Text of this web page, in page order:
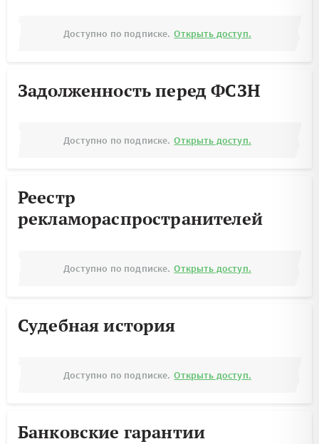
Доступно по подписке. Открыть доступ.
Задолженность перед ФСЗН
Доступно по подписке. Открыть доступ.
Реестр
рекламораспространителей
Доступно по подписке. Открыть доступ.
Судебная история
Доступно по подписке. Открыть доступ.
Банковские гарантии